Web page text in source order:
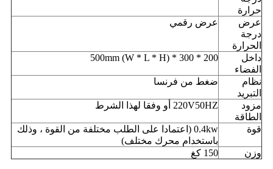
حرارة
عرض
درجة
الحرارة
عرض رقمي
داخل
الفضاء
200 * 300 * 500mm (W * L * H)
نظام
التبريد
ضغط من فرنسا
مزود
الطاقة
220V50HZ أو وفقا لهذا الشرط
قوة
0.4kw (اعتمادا على الطلب مختلفة من القوة ، وذلك
باستخدام محرك مختلف)
وزن
150 كغ